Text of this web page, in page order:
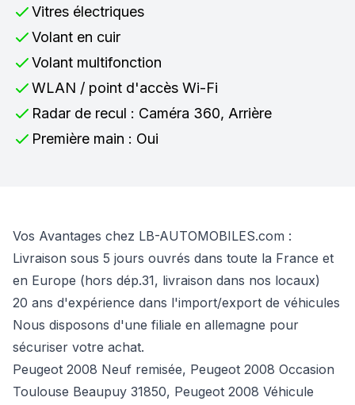
Vitres électriques
Volant en cuir
Volant multifonction
WLAN / point d'accès Wi-Fi
Radar de recul : Caméra 360, Arrière
Première main : Oui
Vos Avantages chez LB-AUTOMOBILES.com :
Livraison sous 5 jours ouvrés dans toute la France et
en Europe (hors dép.31, livraison dans nos locaux)
20 ans d'expérience dans l'import/export de véhicules
Nous disposons d'une filiale en allemagne pour
sécuriser votre achat.
Peugeot 2008 Neuf remisée, Peugeot 2008 Occasion
Toulouse Beaupuy 31850, Peugeot 2008 Véhicule